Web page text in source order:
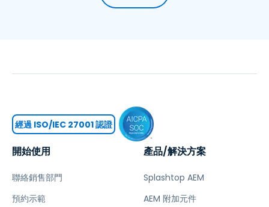
開始使用
聯絡銷售部門
預約示範
產品/解決方案
Splashtop AEM
AEM 附加元件
經過 ISO/IEC 27001 認證